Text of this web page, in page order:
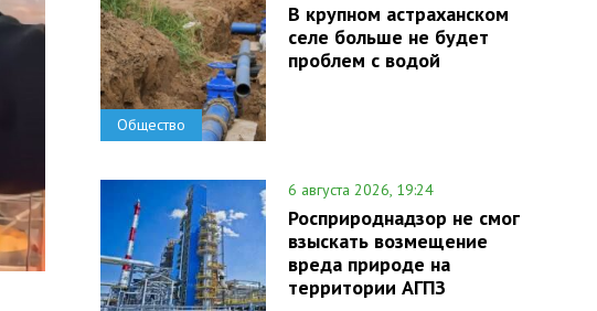
Общество
В крупном астраханском
селе больше не будет
проблем с водой
6 августа 2026, 19:24
Росприроднадзор не смог
взыскать возмещение
вреда природе на
территории АГПЗ